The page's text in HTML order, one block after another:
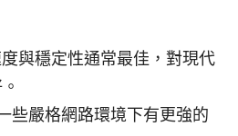
與穩定性通常最佳，對現代
些嚴格網路環境下有更強的